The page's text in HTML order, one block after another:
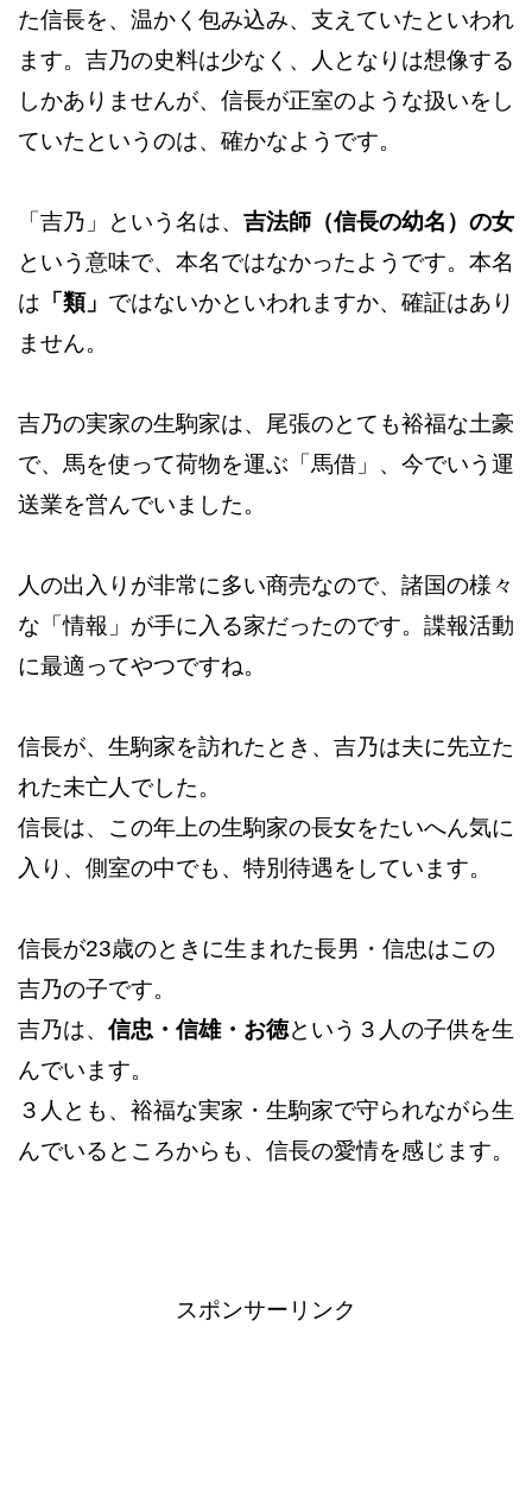
た信長を、温かく包み込み、支えていたといわれ
ます。吉乃の史料は少なく、人となりは想像する
しかありませんが、信長が正室のような扱いをし
ていたというのは、確かなようです。
「吉乃」という名は、 吉法師（信長の幼名）の女
という意味で、本名ではなかったようです。本名
は 「類」 ではないかといわれますか、確証はあり
ません。
吉乃の実家の生駒家は、尾張のとても裕福な土豪
で、馬を使って荷物を運ぶ「馬借」、今でいう運
送業を営んでいました。
人の出入りが非常に多い商売なので、諸国の様々
な「情報」が手に入る家だったのです。諜報活動
に最適ってやつですね。
信長が、生駒家を訪れたとき、吉乃は夫に先立た
れた未亡人でした。
信長は、この年上の生駒家の長女をたいへん気に
入り、側室の中でも、特別待遇をしています。
信長が23歳のときに生まれた長男・信忠はこの
吉乃の子です。
吉乃は、 信忠・信雄・お徳という３人の子供を生
んでいます。
３人とも、裕福な実家・生駒家で守られながら生
んでいるところからも、信長の愛情を感じます。
スポンサーリンク